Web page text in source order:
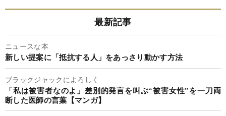
最新記事
ニュースな本
新しい提案に「抵抗する人」をあっさり動かす方法
ブラックジャックによろしく
「私は被害者なのよ」差別的発言を叫ぶ“被害女性”を一刀両
断した医師の言葉【マンガ】